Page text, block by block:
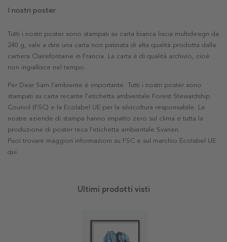
I nostri poster
Tutti i nostri poster sono stampati su carta bianca liscia multidesign da
240 g, vale a dire una carta non patinata di alta qualità prodotta dalla
cartiera Clairefontaine in Francia. La carta è di qualità archivio, cioè
non ingiallisce nel tempo.
Per Dear Sam l'ambiente è importante. Tutti i nostri poster sono
stampati su carta recante l'etichetta ambientale Forest Stewardship
Council (FSC) e la Ecolabel UE per la silvicoltura responsabile. Le
nostre aziende di stampa hanno impatto zero sul clima e tutta la
produzione di poster reca l'etichetta ambientale Svanen.
Puoi trovare maggiori informazioni su FSC e sul marchio Ecolabel UE
qui.
Ultimi prodotti visti